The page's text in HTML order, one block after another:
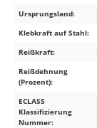
Ursprungsland:
Klebkraft auf Stahl:
Reißkraft:
Reißdehnung
(Prozent):
ECLASS
Klassifizierung
Nummer: